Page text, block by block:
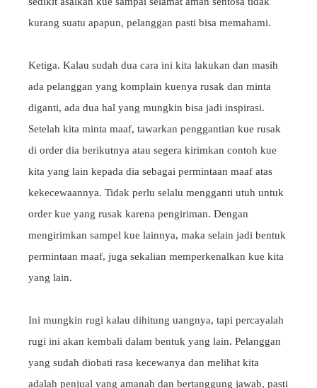
kurang suatu apapun, pelanggan pasti bisa memahami.
Ketiga. Kalau sudah dua cara ini kita lakukan dan masih
ada pelanggan yang komplain kuenya rusak dan minta
diganti, ada dua hal yang mungkin bisa jadi inspirasi.
Setelah kita minta maaf, tawarkan penggantian kue rusak
di order dia berikutnya atau segera kirimkan contoh kue
kita yang lain kepada dia sebagai permintaan maaf atas
kekecewaannya. Tidak perlu selalu mengganti utuh untuk
order kue yang rusak karena pengiriman. Dengan
mengirimkan sampel kue lainnya, maka selain jadi bentuk
permintaan maaf, juga sekalian memperkenalkan kue kita
yang lain.
Ini mungkin rugi kalau dihitung uangnya, tapi percayalah
rugi ini akan kembali dalam bentuk yang lain. Pelanggan
yang sudah diobati rasa kecewanya dan melihat kita
adalah penjual yang amanah dan bertanggung jawab, pasti